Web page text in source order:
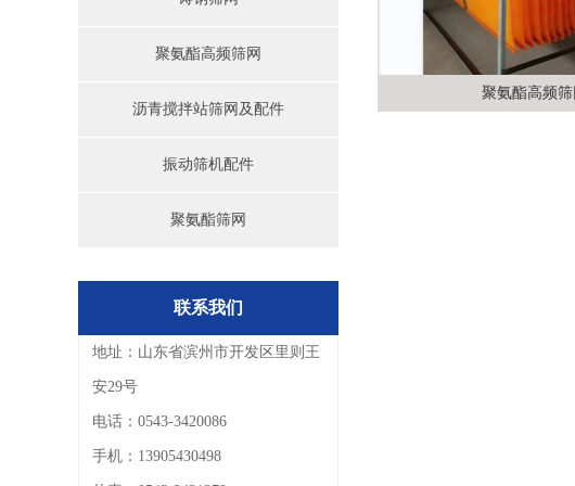
聚氨酯高频筛网
沥青搅拌站筛网及配件
振动筛机配件
聚氨酯筛网
联系我们
地址：山东省滨州市开发区里则王
安29号
电话：0543-3420086
手机：13905430498
聚氨酯高频筛